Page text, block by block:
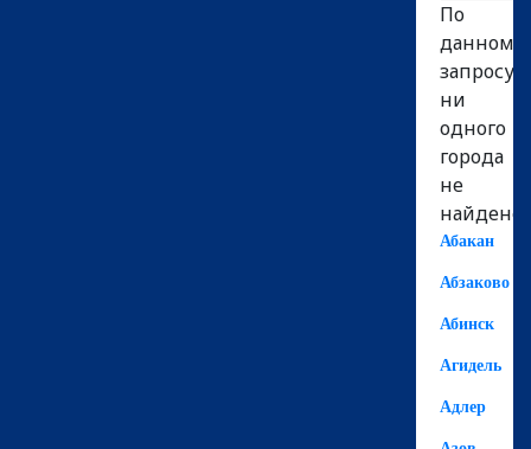
По
данному
запросу
ни
одного
города
не
найдено!
Абакан
Абзаково
Абинск
Агидель
Адлер